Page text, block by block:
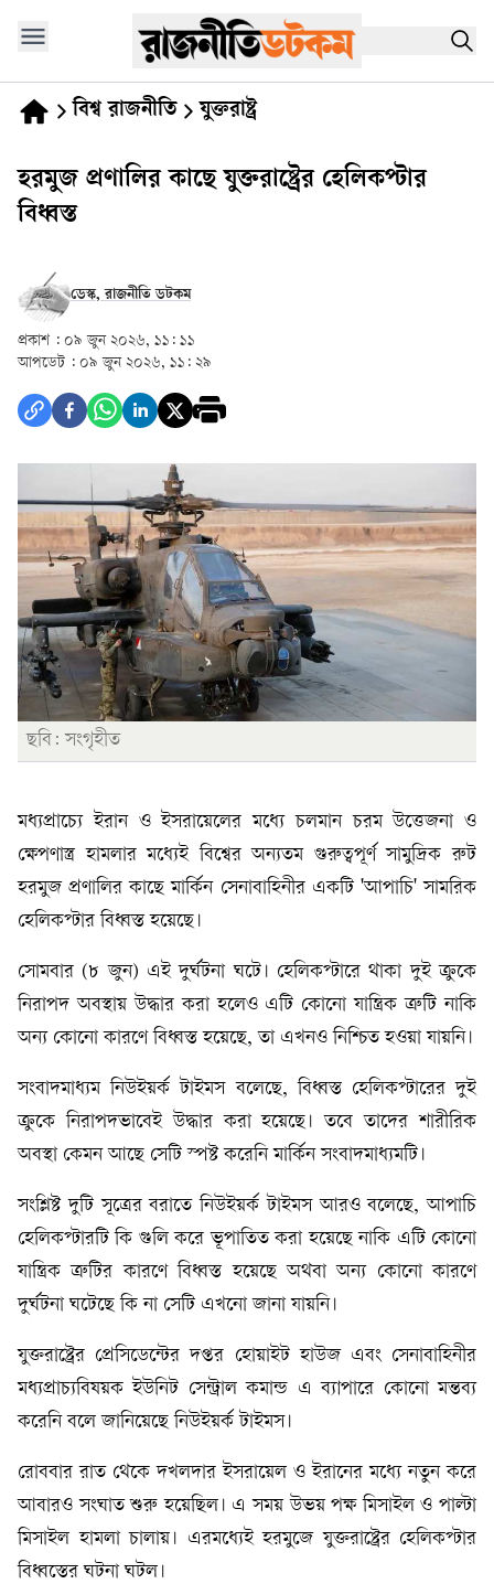
বিশ্ব রাজনীতি যুক্তরাষ্ট্র
হরমুজ প্রণালির কাছে যুক্তরাষ্ট্রের হেলিকপ্টার
বিধ্বস্ত
ডেস্ক, রাজনীতি ডটকম
প্রকাশ : ০৯ জুন ২০২৬, ১১: ১১
আপডেট : ০৯ জুন ২০২৬, ১১: ২৯
ছবি: সংগৃহীত
মধ্যপ্রাচ্যে ইরান ও ইসরায়েলের মধ্যে চলমান চরম উত্তেজনা ও
ক্ষেপণাস্ত্র হামলার মধ্যেই বিশ্বের অন্যতম গুরুত্বপূর্ণ সামুদ্রিক রুট
হরমুজ প্রণালির কাছে মার্কিন সেনাবাহিনীর একটি 'আপাচি' সামরিক
হেলিকপ্টার বিধ্বস্ত হয়েছে।
সোমবার (৮ জুন) এই দুর্ঘটনা ঘটে। হেলিকপ্টারে থাকা দুই ক্রুকে
নিরাপদ অবস্থায় উদ্ধার করা হলেও এটি কোনো যান্ত্রিক ত্রুটি নাকি
অন্য কোনো কারণে বিধ্বস্ত হয়েছে, তা এখনও নিশ্চিত হওয়া যায়নি।
সংবাদমাধ্যম নিউইয়র্ক টাইমস বলেছে, বিধ্বস্ত হেলিকপ্টারের দুই
ক্রুকে নিরাপদভাবেই উদ্ধার করা হয়েছে। তবে তাদের শারীরিক
অবস্থা কেমন আছে সেটি স্পষ্ট করেনি মার্কিন সংবাদমাধ্যমটি।
সংশ্লিষ্ট দুটি সূত্রের বরাতে নিউইয়র্ক টাইমস আরও বলেছে, আপাচি
হেলিকপ্টারটি কি গুলি করে ভূপাতিত করা হয়েছে নাকি এটি কোনো
যান্ত্রিক ত্রুটির কারণে বিধ্বস্ত হয়েছে অথবা অন্য কোনো কারণে
দুর্ঘটনা ঘটেছে কি না সেটি এখনো জানা যায়নি।
যুক্তরাষ্ট্রের প্রেসিডেন্টের দপ্তর হোয়াইট হাউজ এবং সেনাবাহিনীর
মধ্যপ্রাচ্যবিষয়ক ইউনিট সেন্ট্রাল কমান্ড এ ব্যাপারে কোনো মন্তব্য
করেনি বলে জানিয়েছে নিউইয়র্ক টাইমস।
রোববার রাত থেকে দখলদার ইসরায়েল ও ইরানের মধ্যে নতুন করে
আবারও সংঘাত শুরু হয়েছিল। এ সময় উভয় পক্ষ মিসাইল ও পাল্টা
মিসাইল হামলা চালায়। এরমধ্যেই হরমুজে যুক্তরাষ্ট্রের হেলিকপ্টার
বিধ্বস্তের ঘটনা ঘটল।